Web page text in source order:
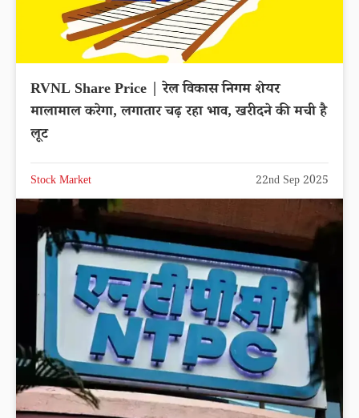
RVNL Share Price | रेल विकास निगम शेयर
मालामाल करेगा, लगातार चढ़ रहा भाव, खरीदने की मची है
लूट
Stock Market 22nd Sep 2025